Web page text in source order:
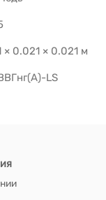
× 0.021 × 0.021 м
LS